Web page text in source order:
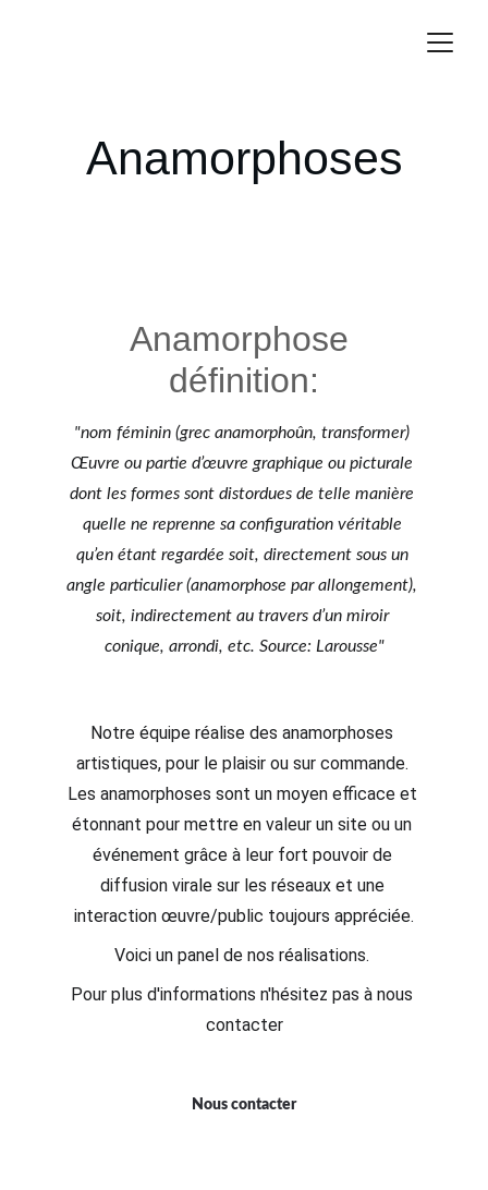
Anamorphoses
Anamorphose
définition:
"nom féminin (grec anamorphoûn, transformer)
Œuvre ou partie d’œuvre graphique ou picturale
dont les formes sont distordues de telle manière
quelle ne reprenne sa configuration véritable
qu’en étant regardée soit, directement sous un
angle particulier (anamorphose par allongement),
soit, indirectement au travers d’un miroir
conique, arrondi, etc. Source: Larousse"
Notre équipe réalise des anamorphoses
artistiques, pour le plaisir ou sur commande.
Les anamorphoses sont un moyen efficace et
étonnant pour mettre en valeur un site ou un
événement grâce à leur fort pouvoir de
diffusion virale sur les réseaux et une
interaction œuvre/public toujours appréciée.
Voici un panel de nos réalisations.
Pour plus d'informations n'hésitez pas à nous
contacter
Nous contacter